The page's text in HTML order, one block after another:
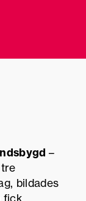
–
bildades
fick